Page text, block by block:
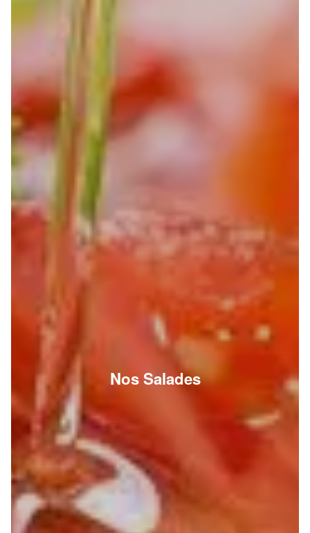
Nos Salades